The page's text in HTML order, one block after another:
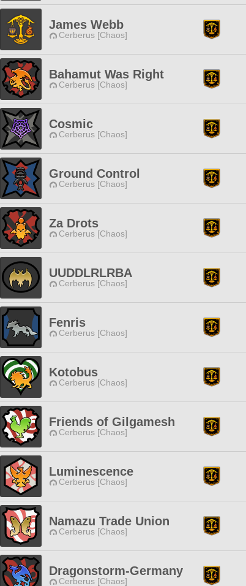
James Webb
Cerberus [Chaos]
Bahamut Was Right
Cerberus [Chaos]
Cosmic
Cerberus [Chaos]
Ground Control
Cerberus [Chaos]
Za Drots
Cerberus [Chaos]
UUDDLRLRBA
Cerberus [Chaos]
Fenris
Cerberus [Chaos]
Kotobus
Cerberus [Chaos]
Friends of Gilgamesh
Cerberus [Chaos]
Luminescence
Cerberus [Chaos]
Namazu Trade Union
Cerberus [Chaos]
Dragonstorm-Germany
Cerberus [Chaos]